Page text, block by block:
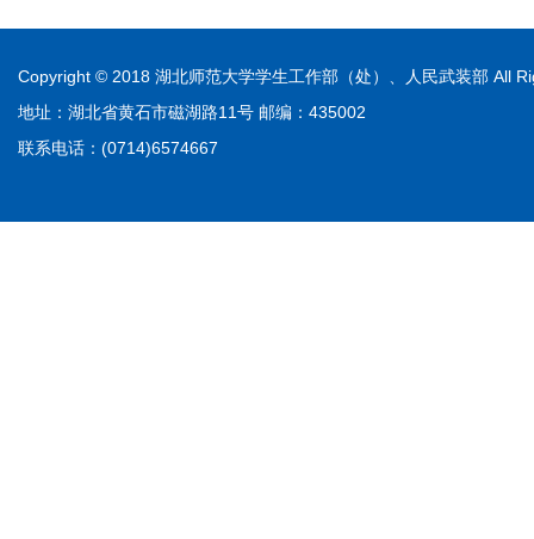
Copyright © 2018 湖北师范大学学生工作部（处）、人民武装部 All
地址：湖北省黄石市磁湖路11号 邮编：435002
联系电话：(0714)6574667